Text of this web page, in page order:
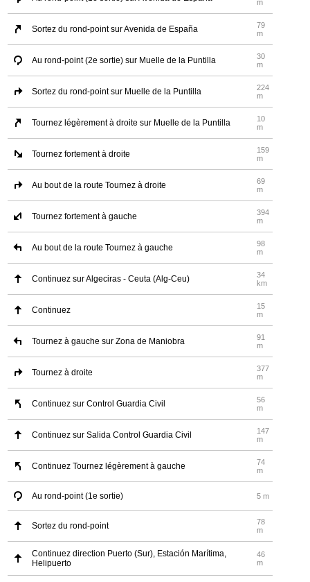
m
Sortez du rond-point sur Avenida de España
79
m
Au rond-point (2e sortie) sur Muelle de la Puntilla
30
m
Sortez du rond-point sur Muelle de la Puntilla
224
m
Tournez légèrement à droite sur Muelle de la Puntilla
10
m
Tournez fortement à droite
159
m
Au bout de la route Tournez à droite
69
m
Tournez fortement à gauche
394
m
Au bout de la route Tournez à gauche
98
m
Continuez sur Algeciras - Ceuta (Alg-Ceu)
34
km
Continuez
15
m
Tournez à gauche sur Zona de Maniobra
91
m
Tournez à droite
377
m
Continuez sur Control Guardia Civil
56
m
Continuez sur Salida Control Guardia Civil
147
m
Continuez Tournez légèrement à gauche
74
m
Au rond-point (1e sortie) 5 m
Sortez du rond-point
78
m
Continuez direction Puerto (Sur), Estación Marítima,
Helipuerto
46
m